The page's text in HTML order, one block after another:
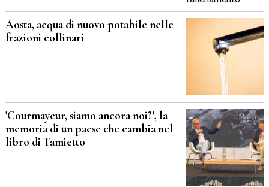
Aosta, acqua di nuovo potabile nelle
frazioni collinari
'Courmayeur, siamo ancora noi?', la
memoria di un paese che cambia nel
libro di Tamietto